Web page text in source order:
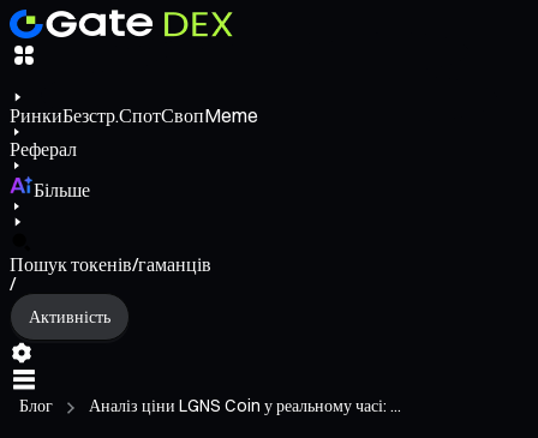
РинкиБезстр.СпотСвопMeme
Реферал
Більше
Пошук токенів/гаманців
/
Активність
Блог Аналіз ціни LGNS Coin у реальному часі: ...